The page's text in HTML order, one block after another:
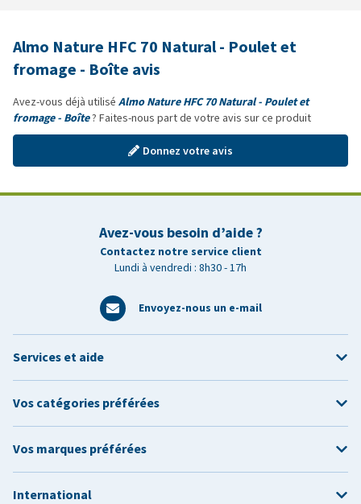
Almo Nature HFC 70 Natural - Poulet et
fromage - Boîte avis
Avez-vous déjà utilisé Almo Nature HFC 70 Natural - Poulet et
fromage - Boîte? Faites-nous part de votre avis sur ce produit
Donnez votre avis
Avez-vous besoin d’aide ?
Contactez notre service client
Lundi à vendredi : 8h30 - 17h
Envoyez-nous un e-mail
Services et aide
Vos catégories préférées
Vos marques préférées
International